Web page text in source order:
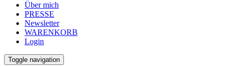
Über mich
PRESSE
Newsletter
WARENKORB
Login
Toggle navigation